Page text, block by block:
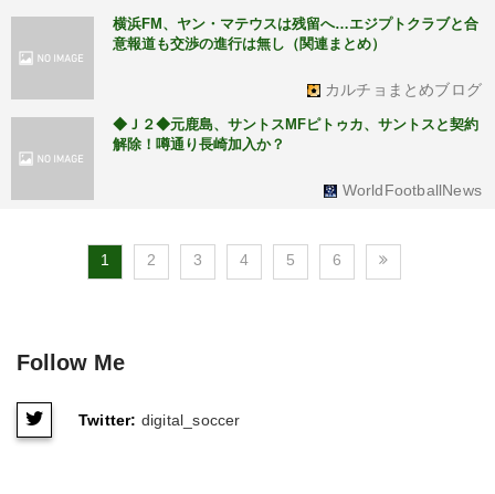
横浜FM、ヤン・マテウスは残留へ…エジプトクラブと合
意報道も交渉の進行は無し（関連まとめ）
カルチョまとめブログ
◆Ｊ２◆元鹿島、サントスMFピトゥカ、サントスと契約
解除！噂通り長崎加入か？
WorldFootballNews
1 2 3 4 5 6
Follow Me
Twitter: digital_soccer